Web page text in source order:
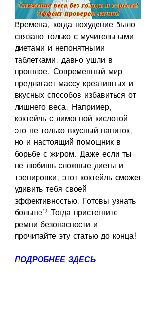
Времена, когда похудение было
связано только с мучительными
диетами и непонятными
таблетками, давно ушли в
прошлое. Современный мир
предлагает массу креативных и
вкусных способов избавиться от
лишнего веса. Например,
коктейль с лимонной кислотой -
это не только вкусный напиток,
но и настоящий помощник в
борьбе с жиром. Даже если ты
не любишь сложные диеты и
тренировки, этот коктейль сможет
удивить тебя своей
эффективностью. Готовы узнать
больше? Тогда пристегните
ремни безопасности и
прочитайте эту статью до конца!
ПОДРОБНЕЕ ЗДЕСЬ